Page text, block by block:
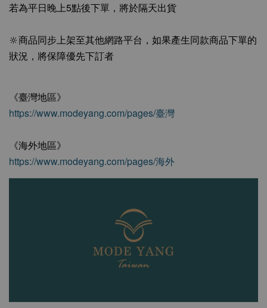
若為平日晚上5點後下單，將於隔天出貨
🔆商品同步上架至其他網路平台，如果產生同款商品下單的
狀況，將保障優先下訂者
《臺灣地區》
https://www.modeyang.com/pages/臺灣
《海外地區》
https://www.modeyang.com/pages/海外